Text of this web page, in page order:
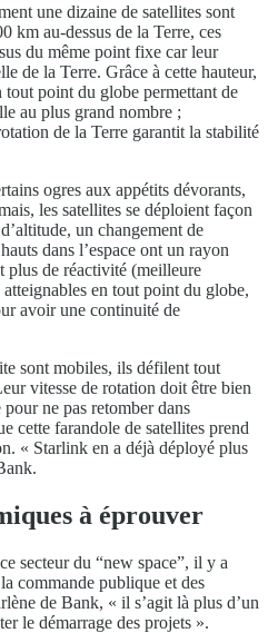
une dizaine de satellites sont
km au-dessus de la Terre, ces
du même point fixe car leur
de la Terre. Grâce à cette hauteur,
tout point du globe permettant de
au plus grand nombre ;
de la Terre garantit la stabilité
ogres aux appétits dévorants,
les satellites se déploient façon
un changement de
dans l’espace ont un rayon
plus de réactivité (meilleure
en tout point du globe,
avoir une continuité de
sont mobiles, ils défilent tout
vitesse de rotation doit être bien
ne pas retomber dans
cette farandole de satellites prend
« Starlink en a déjà déployé plus
à éprouver
secteur du “new space”, il y a
commande publique et des
de Bank, « il s’agit là plus d’un
le démarrage des projets ».